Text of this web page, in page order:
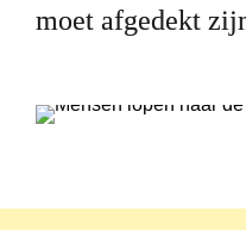
moet afgedekt